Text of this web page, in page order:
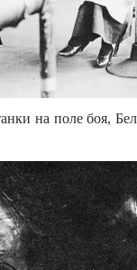
на поле боя,